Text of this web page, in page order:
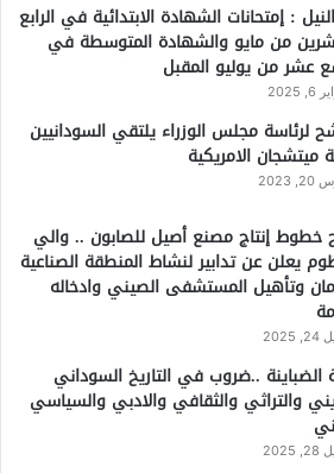
: إمتحانات الشهادة الابتدائية في الرابع
من مايو والشهادة المتوسطة في
عشر من يوليو المقبل
لرئاسة مجلس الوزراء يلتقي السودانيين
ميتشجان الامريكية
2023
خطوط إنتاج مصنع أصيل للصابون .. والي
يعلن عن تدابير لنشاط المنطقة الصناعية
وتأهيل المستشفى الصيني وادخاله
الضباينة ..ضروب في التاريخ السوداني
والتراثي والثقافي والادبي والسياسي